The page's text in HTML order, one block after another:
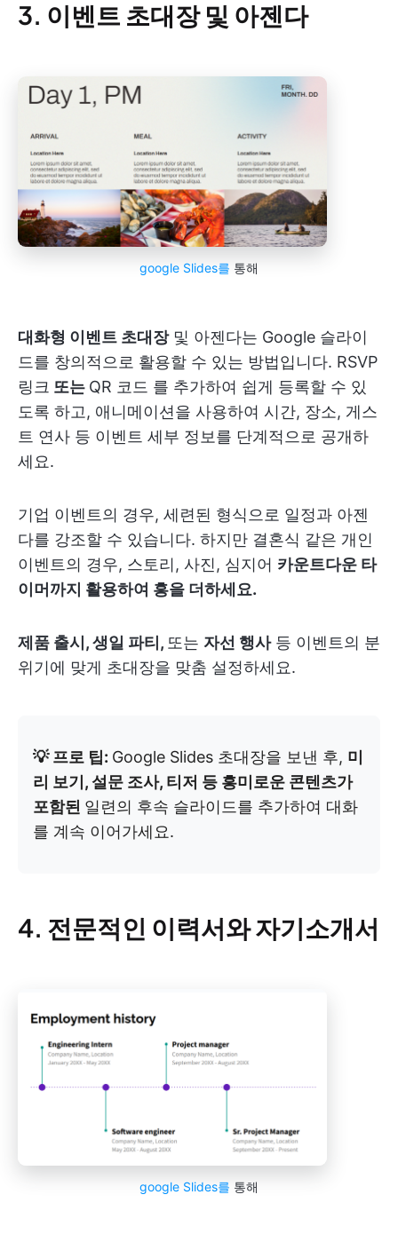
3. 이벤트 초대장 및 아젠다
google Slides를 통해
대화형 이벤트 초대장및 아젠다는 Google 슬라이
드를 창의적으로 활용할 수 있는 방법입니다. RSVP
링크 또는 QR 코드 를 추가하여 쉽게 등록할 수 있
도록 하고, 애니메이션을 사용하여 시간, 장소, 게스
트 연사 등 이벤트 세부 정보를 단계적으로 공개하
세요.
기업 이벤트의 경우, 세련된 형식으로 일정과 아젠
다를 강조할 수 있습니다. 하지만 결혼식 같은 개인
이벤트의 경우, 스토리, 사진, 심지어 카운트다운 타
이머까지 활용하여 흥을 더하세요.
제품 출시, 생일 파티, 또는 자선 행사등 이벤트의 분
위기에 맞게 초대장을 맞춤 설정하세요.
💡 프로 팁: Google Slides 초대장을 보낸 후, 미
리 보기, 설문 조사, 티저 등 흥미로운 콘텐츠가
포함된 일련의 후속 슬라이드를 추가하여 대화
를 계속 이어가세요.
4. 전문적인 이력서와 자기소개서
google Slides를 통해